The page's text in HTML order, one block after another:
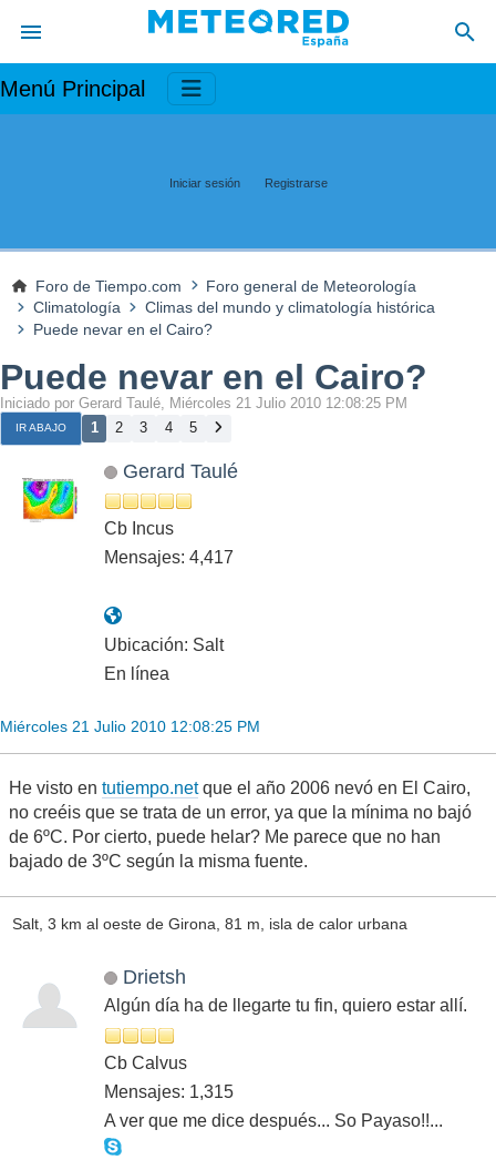
Menú Principal
Iniciar sesión Registrarse
Foro de Tiempo.com
Foro general de Meteorología
Climatología
Climas del mundo y climatología histórica
Puede nevar en el Cairo?
Puede nevar en el Cairo?
Iniciado por Gerard Taulé, Miércoles 21 Julio 2010 12:08:25 PM
IR ABAJO 1 2 3 4 5
Gerard Taulé
Cb Incus
Mensajes: 4,417
Ubicación: Salt
En línea
Miércoles 21 Julio 2010 12:08:25 PM
He visto en tutiempo.netque el año 2006 nevó en El Cairo,
no creéis que se trata de un error, ya que la mínima no bajó
de 6ºC. Por cierto, puede helar? Me parece que no han
bajado de 3ºC según la misma fuente.
Salt, 3 km al oeste de Girona, 81 m, isla de calor urbana
Drietsh
Algún día ha de llegarte tu fin, quiero estar allí.
Cb Calvus
Mensajes: 1,315
A ver que me dice después... So Payaso!!...